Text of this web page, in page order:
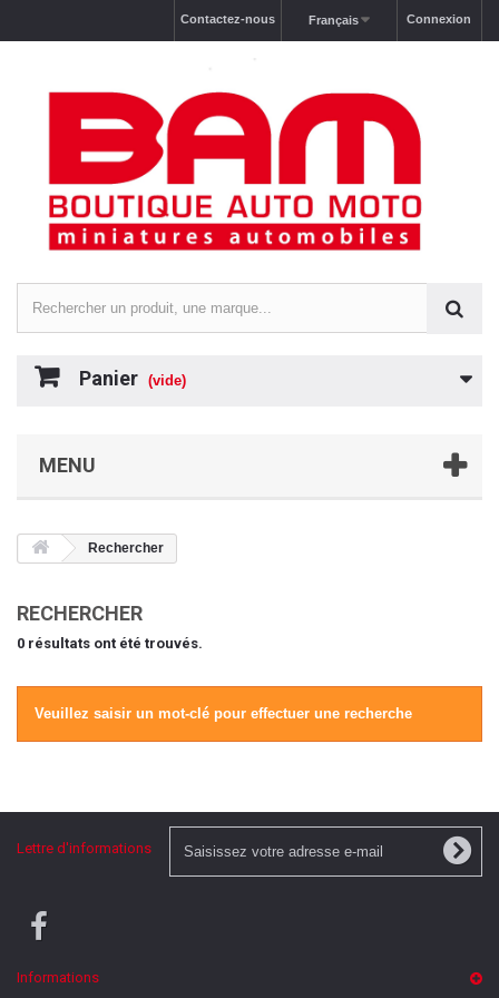
Connexion
Français
Contactez-nous
Panier (vide)
MENU
Rechercher
RECHERCHER
0 résultats ont été trouvés.
Veuillez saisir un mot-clé pour effectuer une recherche
Lettre d'informations
Informations